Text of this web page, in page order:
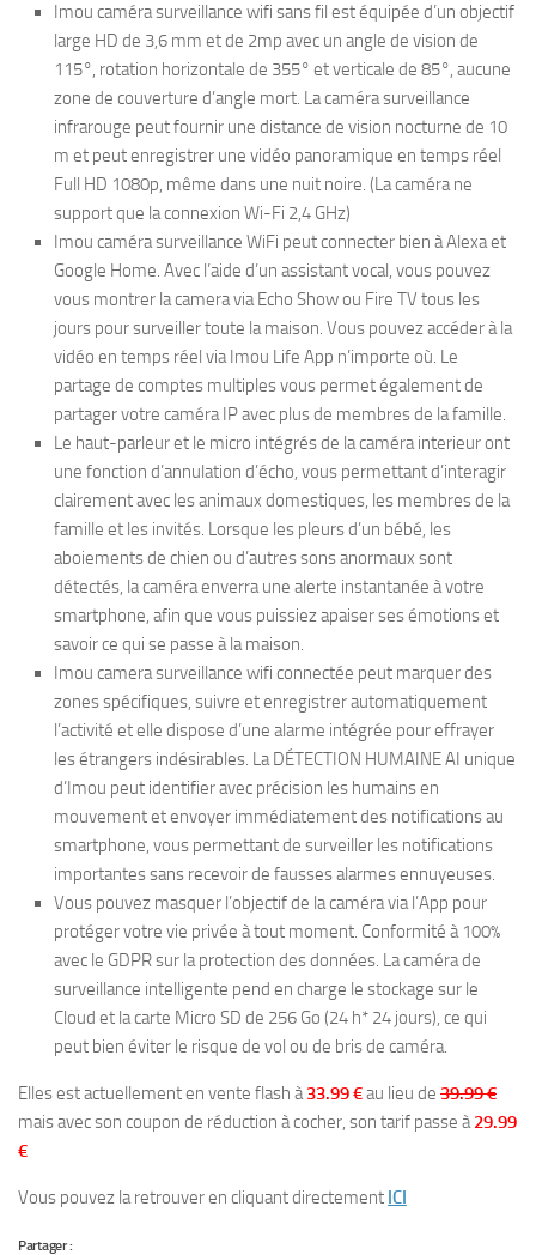
Imou caméra surveillance wifi sans fil est équipée d’un objectif
large HD de 3,6 mm et de 2mp avec un angle de vision de
115°, rotation horizontale de 355° et verticale de 85°, aucune
zone de couverture d’angle mort. La caméra surveillance
infrarouge peut fournir une distance de vision nocturne de 10
m et peut enregistrer une vidéo panoramique en temps réel
Full HD 1080p, même dans une nuit noire. (La caméra ne
support que la connexion Wi-Fi 2,4 GHz)
Imou caméra surveillance WiFi peut connecter bien à Alexa et
Google Home. Avec l’aide d’un assistant vocal, vous pouvez
vous montrer la camera via Echo Show ou Fire TV tous les
jours pour surveiller toute la maison. Vous pouvez accéder à la
vidéo en temps réel via Imou Life App n’importe où. Le
partage de comptes multiples vous permet également de
partager votre caméra IP avec plus de membres de la famille.
Le haut-parleur et le micro intégrés de la caméra interieur ont
une fonction d’annulation d’écho, vous permettant d’interagir
clairement avec les animaux domestiques, les membres de la
famille et les invités. Lorsque les pleurs d’un bébé, les
aboiements de chien ou d’autres sons anormaux sont
détectés, la caméra enverra une alerte instantanée à votre
smartphone, afin que vous puissiez apaiser ses émotions et
savoir ce qui se passe à la maison.
Imou camera surveillance wifi connectée peut marquer des
zones spécifiques, suivre et enregistrer automatiquement
l’activité et elle dispose d’une alarme intégrée pour effrayer
les étrangers indésirables. La DÉTECTION HUMAINE AI unique
d’Imou peut identifier avec précision les humains en
mouvement et envoyer immédiatement des notifications au
smartphone, vous permettant de surveiller les notifications
importantes sans recevoir de fausses alarmes ennuyeuses.
Vous pouvez masquer l’objectif de la caméra via l’App pour
protéger votre vie privée à tout moment. Conformité à 100%
avec le GDPR sur la protection des données. La caméra de
surveillance intelligente pend en charge le stockage sur le
Cloud et la carte Micro SD de 256 Go (24 h* 24 jours), ce qui
peut bien éviter le risque de vol ou de bris de caméra.
Elles est actuellement en vente flash à33.99 €au lieu de 39.99 €
mais avec son coupon de réduction à cocher, son tarif passe à29.99
€
Vous pouvez la retrouver en cliquant directement ICI
Partager :